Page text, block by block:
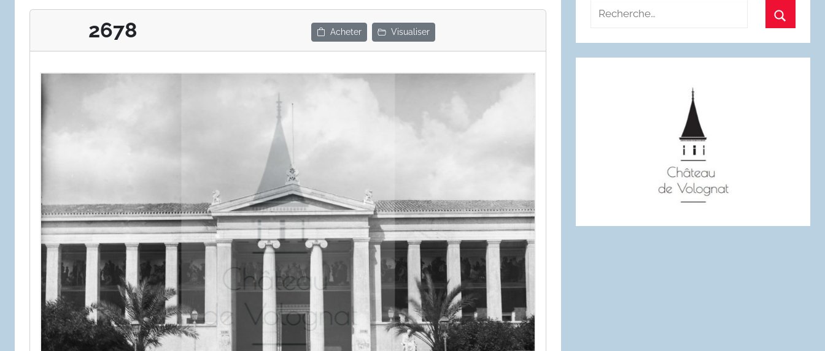
2678 Acheter Visualiser
Recherche
: